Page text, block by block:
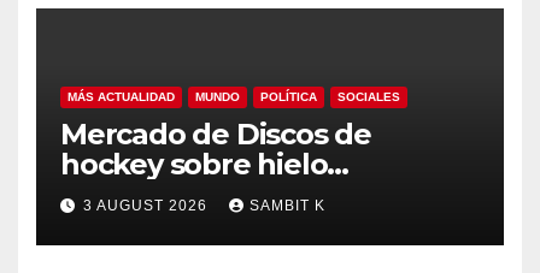
MÁS ACTUALIDAD MUNDO POLÍTICA SOCIALES
Mercado de Discos de
hockey sobre hielo
Tendencias Regionales,
Tamaño del Mercado y
Oportunidades hasta 2035
3 AUGUST 2026 SAMBIT K